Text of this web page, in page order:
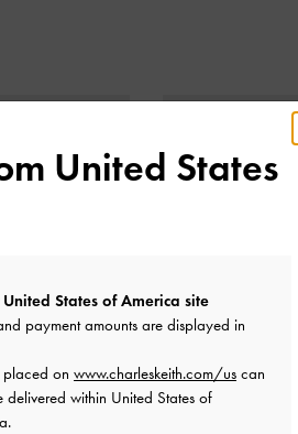
靴
United States
States of America site
payment amounts are displayed in
placed on www.charleskeith.com/us can
delivered within United States of